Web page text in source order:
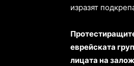
изразят
еврейската
лицата на